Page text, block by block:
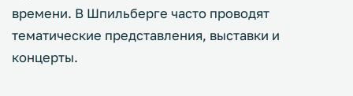
времени. В Шпильберге часто проводят
тематические представления, выставки и
концерты.